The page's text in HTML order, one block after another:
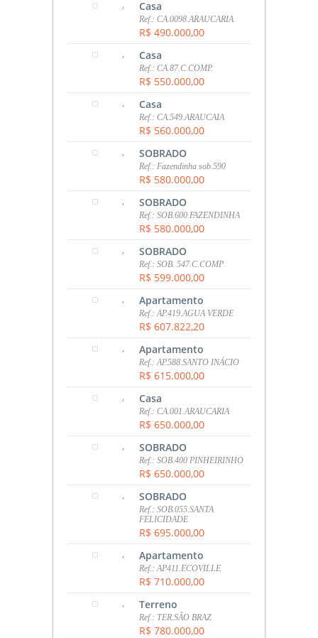
, Casa
Ref.: CA.0098.ARAUCARIA
R$ 490.000,00
, Casa
Ref.: CA.87.C.COMP.
R$ 550.000,00
, Casa
Ref.: CA.549.ARAUCAIA
R$ 560.000,00
, SOBRADO
Ref.: Fazendinha sob.590
R$ 580.000,00
, SOBRADO
Ref.: SOB.600.FAZENDINHA
R$ 580.000,00
, SOBRADO
Ref.: SOB. 547.C.COMP
R$ 599.000,00
, Apartamento
Ref.: AP.419.AGUA VERDE
R$ 607.822,20
, Apartamento
Ref.: AP.588.SANTO INÁCIO
R$ 615.000,00
, Casa
Ref.: CA.001.ARAUCARIA
R$ 650.000,00
, SOBRADO
Ref.: SOB.400 PINHEIRINHO
R$ 650.000,00
, SOBRADO
Ref.: SOB.055.SANTA
FELICIDADE
R$ 695.000,00
, Apartamento
Ref.: AP411.ECOVILLE
R$ 710.000,00
, Terreno
Ref.: TER.SÃO BRAZ
R$ 780.000,00